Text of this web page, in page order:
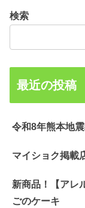
検索
最近の投稿
令和8年熊本地
マイショク掲載
新商品！【アレ
ごのケーキ